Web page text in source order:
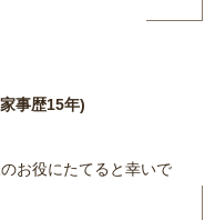
事歴15年)
お役にたてると幸いで